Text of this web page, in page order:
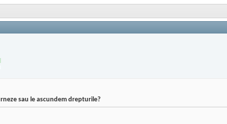
sau le ascundem drepturile?